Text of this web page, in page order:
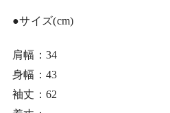
●サイズ(cm)
肩幅：34
身幅：43
袖丈：62